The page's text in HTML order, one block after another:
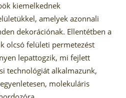
kiemelkednek
amelyek azonnali
dekorációnak. Ellentétben a
olcsó felületi permetezést
lepattogzik, mi fejlett
technológiát alkalmazunk,
molekuláris